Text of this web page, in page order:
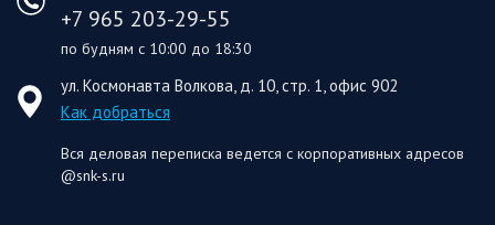
+7 965 203-29-55
по будням с 10:00 до 18:30
ул. Космонавта Волкова, д. 10, стр. 1, офис 902
Как добраться
Вся деловая переписка ведется с корпоративных адресов
@snk-s.ru